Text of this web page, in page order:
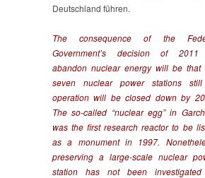
Deutschland führen.
The consequence of the
Government’s decision of
abandon nuclear energy will be that
seven nuclear power stations
operation will be closed down by
The so-called “nuclear egg” in
was the first research reactor to be
as a monument in 1997.
preserving a large-scale nuclear
station has not been